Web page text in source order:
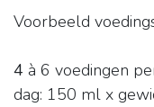
Voorbeeld
4 à 6 voedingen
dag: 150 ml x